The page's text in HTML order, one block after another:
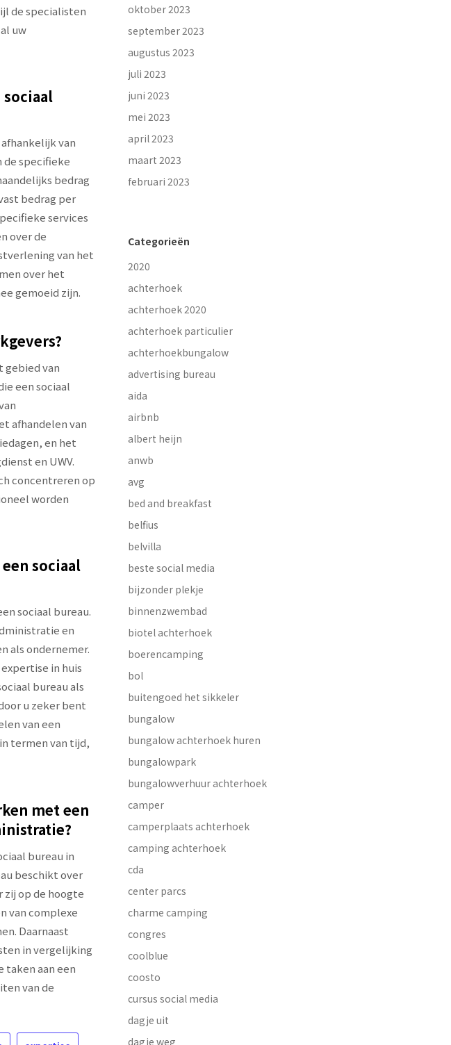
de specialisten
uw
sociaal
van
specifieke
bedrag
bedrag per
services
over de
van het
over het
gemoeid zijn.
gebied van
een sociaal
afhandelen van
en het
en UWV.
concentreren op
worden
sociaal
sociaal bureau.
en
als ondernemer.
in huis
bureau als
u zeker bent
van een
termen van tijd,
met een
bureau in
beschikt over
zij op de hoogte
van complexe
Daarnaast
in vergelijking
aan een
van de
oktober 2023
september 2023
augustus 2023
juli 2023
juni 2023
mei 2023
april 2023
maart 2023
februari 2023
Categorieën
2020
achterhoek
achterhoek 2020
achterhoek particulier
achterhoekbungalow
advertising bureau
aida
airbnb
albert heijn
anwb
avg
bed and breakfast
belfius
belvilla
beste social media
bijzonder plekje
binnenzwembad
biotel achterhoek
boerencamping
bol
buitengoed het sikkeler
bungalow
bungalow achterhoek huren
bungalowpark
bungalowverhuur achterhoek
camper
camperplaats achterhoek
camping achterhoek
cda
center parcs
charme camping
congres
coolblue
coosto
cursus social media
dagje uit
dagje weg